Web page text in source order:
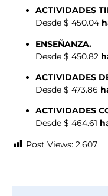
ACTIVIDADES
Desde $ 450.04
ENSEÑANZA.
Desde $ 450.82
ACTIVIDADES
Desde $ 473.86
ACTIVIDADES
Desde $ 464.61
Post Views: 2.607